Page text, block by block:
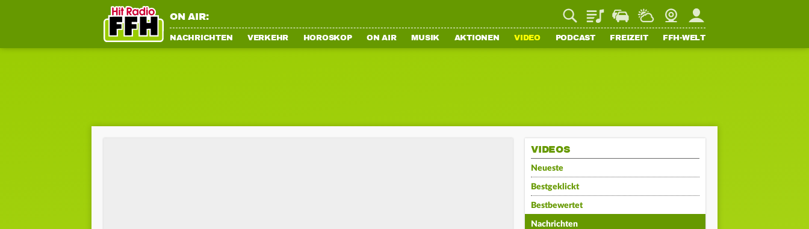
ON AIR: PlaylistStaupilotWetterWebcamMein FFH
NACHRICHTEN VERKEHR HOROSKOP ON AIR MUSIK AKTIONEN VIDEO PODCAST FREIZEIT FFH-WELT
VIDEOS
Neueste
Bestgeklickt
Bestbewertet
Nachrichten